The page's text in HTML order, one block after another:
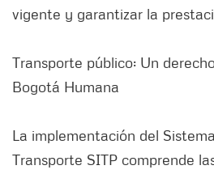
vigente y garantizar la
Transporte público: Un
Bogotá Humana
La implementación del
Transporte SITP comprende